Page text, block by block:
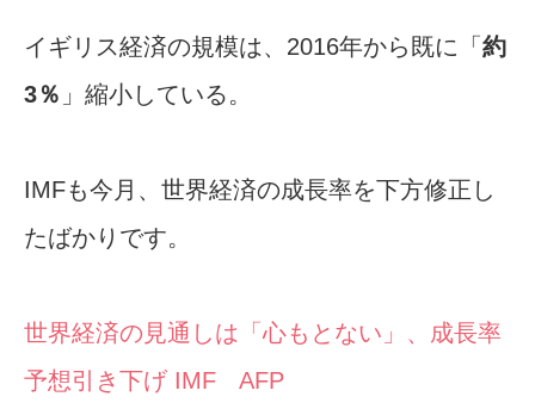
イギリス経済の規模は、2016年から既に「 約
3％ 」縮小している。
IMFも今月、世界経済の成長率を下方修正し
たばかりです。
世界経済の見通しは「心もとない」、成長率
予想引き下げ IMF AFP